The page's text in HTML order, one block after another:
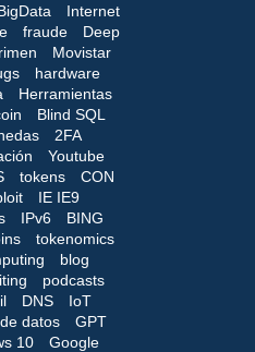
Internet
fraude
Deep
Movistar
hardware
Herramientas
Blind SQL
2FA
Youtube
tokens
CON
IE IE9
IPv6
BING
tokenomics
blog
podcasts
DNS
IoT
datos
GPT
10
Google